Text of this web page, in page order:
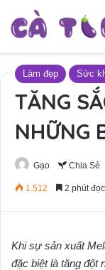
Làm đẹp Sức
TĂNG
NHỮNG
Gạo Chia Sẻ
1.512 2 phút đọc
Khi sự sản xuất
đặc biệt là tăng đột